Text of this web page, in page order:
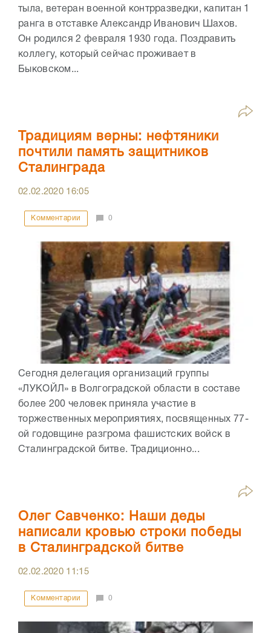
тыла, ветеран военной контрразведки, капитан 1
ранга в отставке Александр Иванович Шахов.
Он родился 2 февраля 1930 года. Поздравить
коллегу, который сейчас проживает в
Быковском...
Традициям верны: нефтяники
почтили память защитников
Сталинграда
02.02.2020 16:05
Комментарии 0
Сегодня делегация организаций группы
«ЛУКОЙЛ» в Волгоградской области в составе
более 200 человек приняла участие в
торжественных мероприятиях, посвященных 77-
ой годовщине разгрома фашистских войск в
Сталинградской битве. Традиционно...
Олег Савченко: Наши деды
написали кровью строки победы
в Сталинградской битве
02.02.2020 11:15
Комментарии 0